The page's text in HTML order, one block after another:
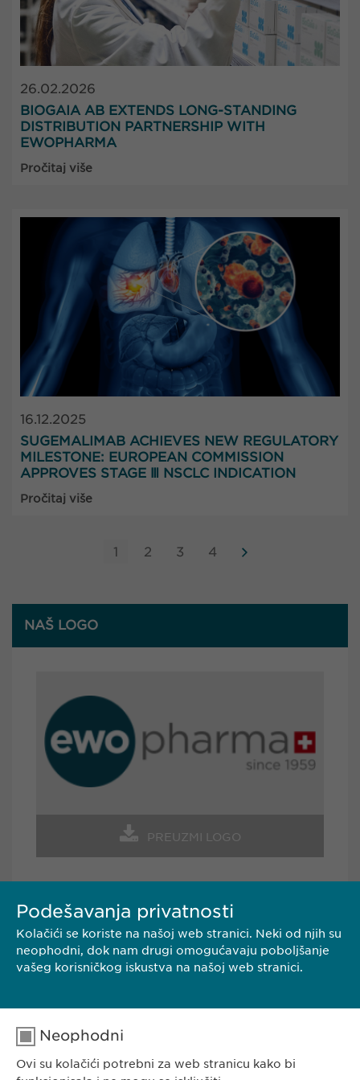
NAŠ LOGO
PREUZMI LOGO
KONTAKT
Borisavljevićeva 78
11010 Beograd
Srbija
Tel.: +381 (0) 11 77 00 585
26.02.2026
BIOGAIA AB EXTENDS LONG-STANDING
DISTRIBUTION PARTNERSHIP WITH
EWOPHARMA
Pročitaj više
16.12.2025
SUGEMALIMAB ACHIEVES NEW REGULATORY
MILESTONE: EUROPEAN COMMISSION
APPROVES STAGE Ⅲ NSCLC INDICATION
Pročitaj više
1 2 3 4
Podešavanja privatnosti
Kolačići se koriste na našoj web stranici. Neki od njih su
neophodni, dok nam drugi omogućavaju poboljšanje
vašeg korisničkog iskustva na našoj web stranici.
Neophodni
Ovi su kolačići potrebni za web stranicu kako bi